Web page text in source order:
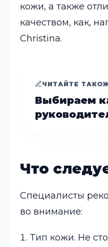
кожи, а также
качеством, как,
Christina.
ЧИТАЙТЕ
Выбираем
Что
Специалисты
во внимание:
Тип кожи. Не